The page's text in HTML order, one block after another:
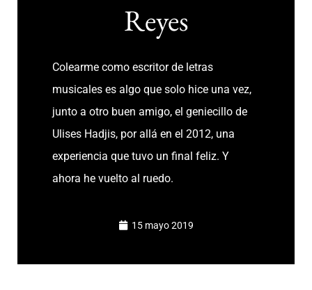
Reyes
Colearme como escritor de letras
musicales es algo que solo hice una vez,
junto a otro buen amigo, el geniecillo de
Ulises Hadjis, por allá en el 2012, una
experiencia que tuvo un final feliz. Y
ahora he vuelto al ruedo.
15 mayo 2019